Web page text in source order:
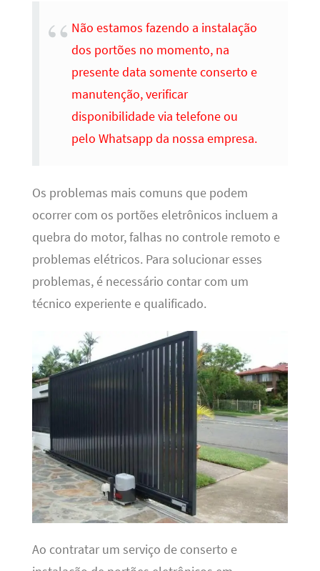
Não estamos fazendo a instalação
dos portões no momento, na
presente data somente conserto e
manutenção, verificar
disponibilidade via telefone ou
pelo Whatsapp da nossa empresa.
Os problemas mais comuns que podem
ocorrer com os portões eletrônicos incluem a
quebra do motor, falhas no controle remoto e
problemas elétricos. Para solucionar esses
problemas, é necessário contar com um
técnico experiente e qualificado.
Ao contratar um serviço de conserto e